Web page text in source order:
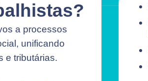
a processos
unificando
e tributárias.